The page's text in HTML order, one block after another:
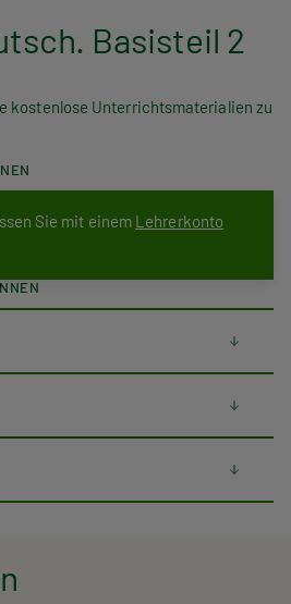
Basisteil 2
kostenlose Unterrichtsmaterialien zu
Sie mit einem Lehrerkonto